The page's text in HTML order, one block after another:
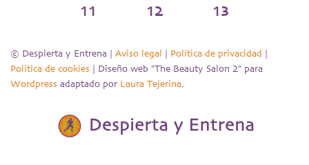
11 12 13
© Despierta y Entrena | Aviso legal Política de privacidad
Política de cookies | Diseño web "The Beauty Salon 2" para
Wordpress adaptado por Laura Tejerina